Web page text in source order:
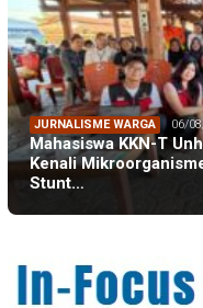
JURNALISME WARGA 06/
Mahasiswa KKN-T
Kenali
Stunt…